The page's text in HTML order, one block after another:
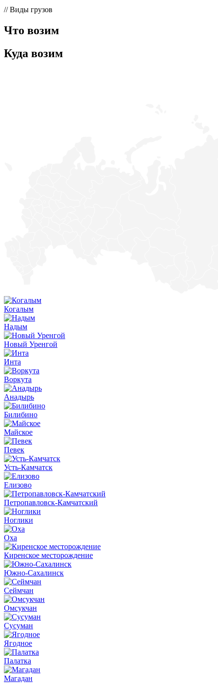
// Виды грузов
Что возим
Куда возим
Когалым
Надым
Новый Уренгой
Инта
Воркута
Анадырь
Билибино
Майское
Певек
Усть-Камчатск
Елизово
Петропавловск-Камчатский
Ноглики
Оха
Киренское месторождение
Южно-Сахалинск
Сеймчан
Омсукчан
Сусуман
Ягодное
Палатка
Магадан